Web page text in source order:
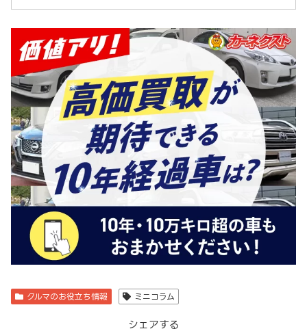
クルマのお役立ち情報 ミニコラム
シェアする